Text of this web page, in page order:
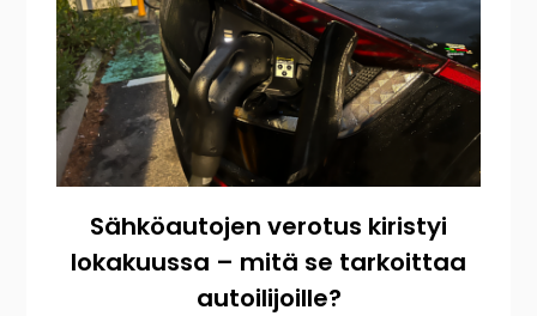
Sähköautojen verotus kiristyi
lokakuussa – mitä se tarkoittaa
autoilijoille?